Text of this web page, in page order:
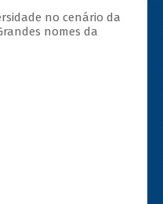
no cenário da
nomes da